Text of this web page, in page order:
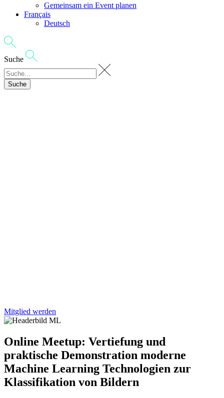
Gemeinsam ein Event planen
Français
Deutsch
Suche
Suche
Mitglied werden
Online Meetup: Vertiefung und
praktische Demonstration moderne
Machine Learning Technologien zur
Klassifikation von Bildern